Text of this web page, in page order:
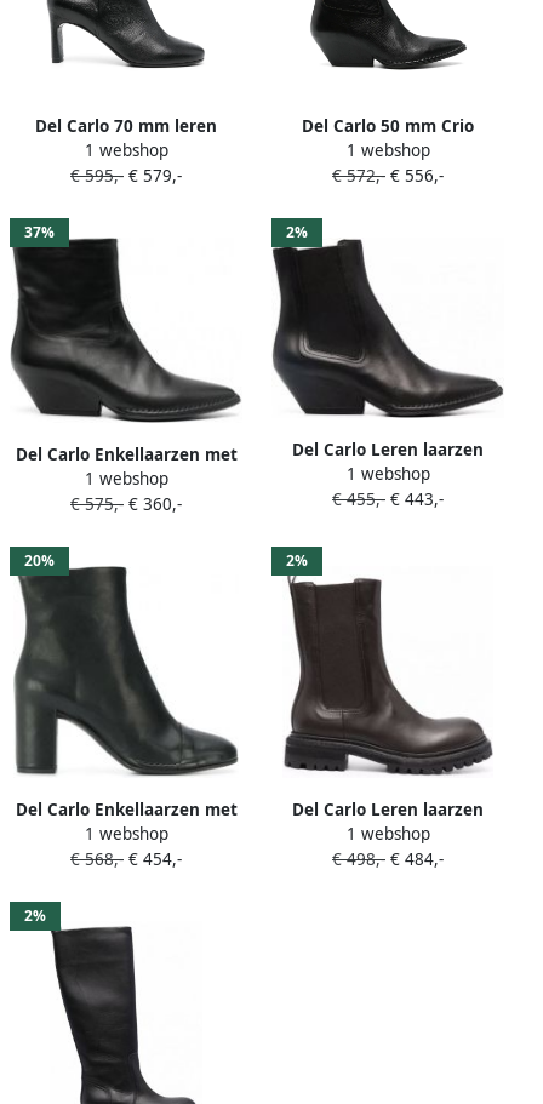
Del Carlo 70 mm leren
laarzen Zwart
1 webshop
€ 595,- € 579,-
Del Carlo 50 mm Crio
laarzen Zwart
1 webshop
€ 572,- € 556,-
37%
Del Carlo Enkellaarzen met
puntige neus Zwart
1 webshop
€ 575,- € 360,-
2%
Del Carlo Leren laarzen
Zwart
1 webshop
€ 455,- € 443,-
20%
Del Carlo Enkellaarzen met
hak Zwart
1 webshop
€ 568,- € 454,-
2%
Del Carlo Leren laarzen
Bruin
1 webshop
€ 498,- € 484,-
2%